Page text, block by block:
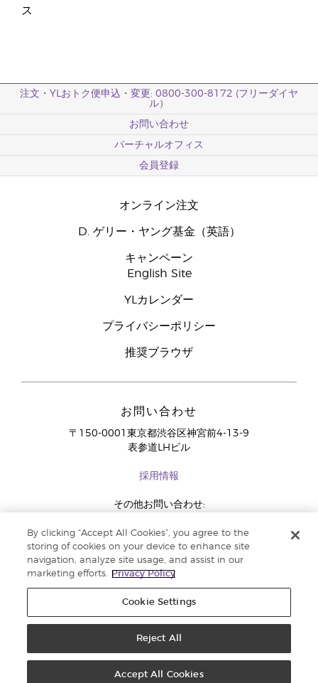
ス
注文・YLおトク便申込・変更: 0800-300-8172 (フリーダイヤ
ル）
お問い合わせ
バーチャルオフィス
会員登録
オンライン注文
D. ゲリー・ヤング基金（英語）
キャンペーン
English Site
YLカレンダー
プライバシーポリシー
推奨ブラウザ
お問い合わせ
〒150-0001東京都渋谷区神宮前4-13-9
表参道LHビル
採用情報
その他お問い合わせ:
By clicking “Accept All Cookies”, you agree to the
storing of cookies on your device to enhance site
navigation, analyze site usage, and assist in our
marketing efforts.
Privacy Policy
Cookie Settings
Reject All
Accept All Cookies